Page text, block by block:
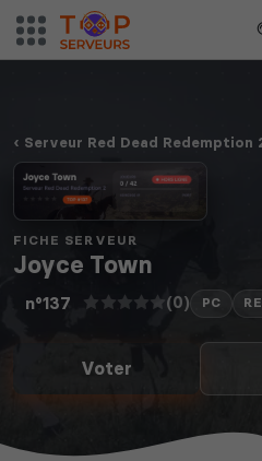
Serveur Red Dead Redemption
FICHE SERVEUR
Joyce Town
n°137 (0) PC
Voter